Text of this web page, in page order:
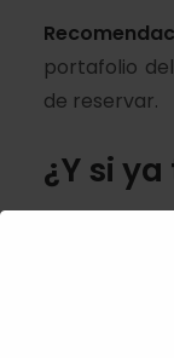
portafolio
de reservar.
¿Y si
No todo